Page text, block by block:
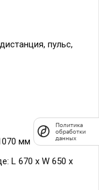
пульс,
мм
L 670 х W 650 х
Политика
обработки
данных